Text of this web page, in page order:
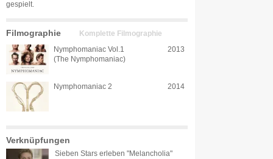
gespielt.
Filmographie Komplette Filmographie
Nymphomaniac Vol.1
(The Nymphomaniac)
2013
Nymphomaniac 2 2014
Verknüpfungen
Sieben Stars erleben "Melancholia"